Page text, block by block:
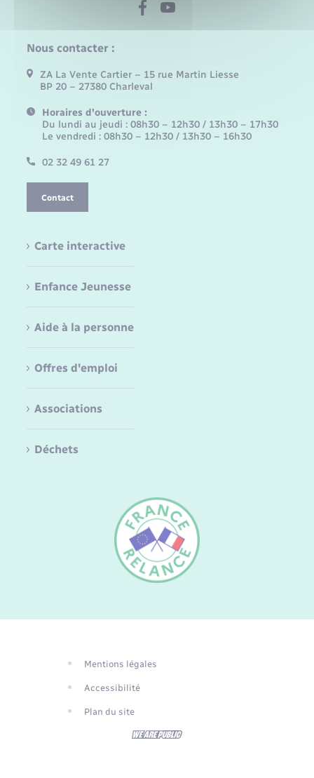
Traduction du
Nous contacter :
ZA La Vente Cartier – 15 rue Martin Liesse
BP 20 – 27380 Charleval
Horaires d'ouverture :
Du lundi au jeudi : 08h30 – 12h30 / 13h30 – 17h30
Le vendredi : 08h30 – 12h30 / 13h30 – 16h30
02 32 49 61 27
Contact
Carte interactive
Enfance Jeunesse
Aide à la personne
Offres d'emploi
Associations
Déchets
Mentions légales
Accessibilité
Plan du site